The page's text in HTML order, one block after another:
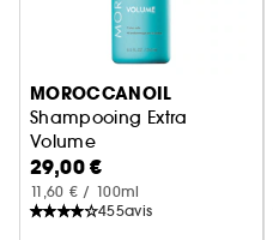
Ignorer le carrousel produits
MOROCCANOIL
Shampooing Extra
Volume
29,00 €
11,60 € / 100ml
455avis